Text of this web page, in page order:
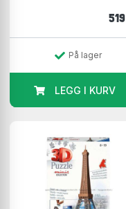
519
På lager
LEGG I KURV